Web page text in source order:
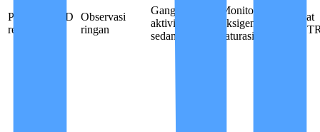
Pasca COVID
recovery
Observasi
ringan
Gangguan
aktivitas
sedang
Monitoring
oksigen /
saturasi
Perawat
Non